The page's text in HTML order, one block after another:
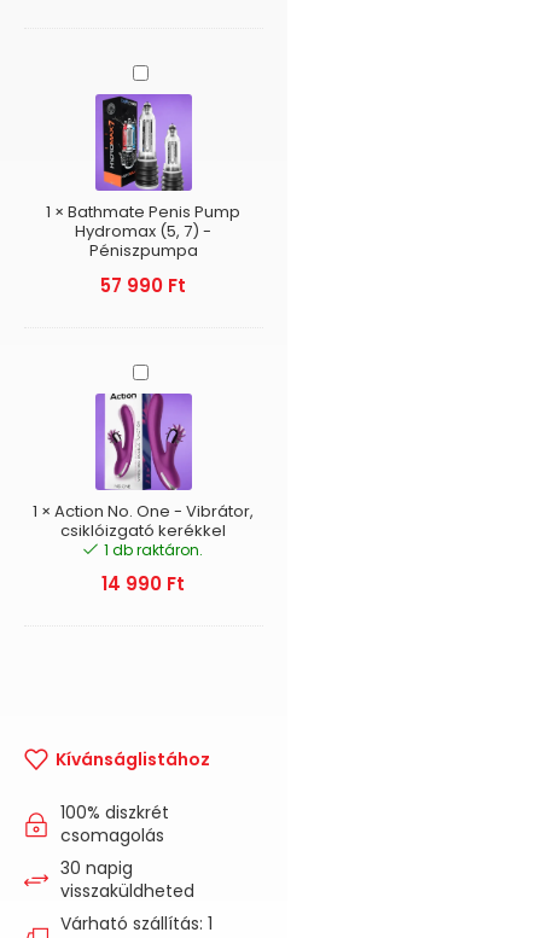
Bathmate
Penis
Pump
Hydromax
(5,
7)
-
Péniszpumpa
1 ×Bathmate Penis Pump
Hydromax (5, 7) -
Péniszpumpa
57 990 Ft
Action
No.
One
-
Vibrátor,
csiklóizgató
kerékkel
1 ×Action No. One - Vibrátor,
csiklóizgató kerékkel
1 db raktáron.
14 990 Ft
Kívánságlistához
100% diszkrét
csomagolás
30 napig
visszaküldheted
Várható szállítás: 1